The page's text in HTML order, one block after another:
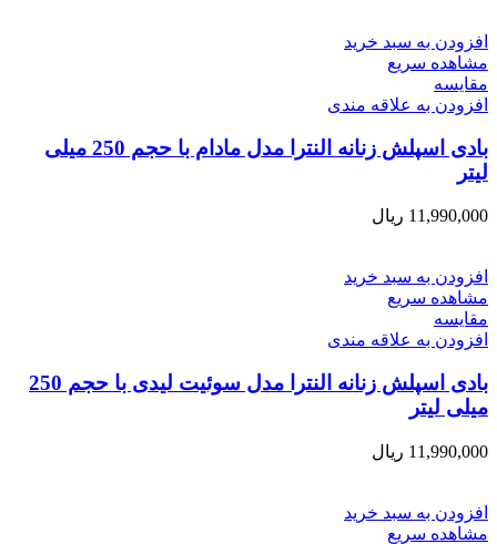
افزودن به سبد خرید
مشاهده سریع
مقایسه
افزودن به علاقه مندی
بادی اسپلش زنانه النترا مدل مادام با حجم 250 میلی
لیتر
11,990,000 ریال
افزودن به سبد خرید
مشاهده سریع
مقایسه
افزودن به علاقه مندی
بادی اسپلش زنانه النترا مدل سوئیت لیدی با حجم 250
میلی لیتر
11,990,000 ریال
افزودن به سبد خرید
مشاهده سریع